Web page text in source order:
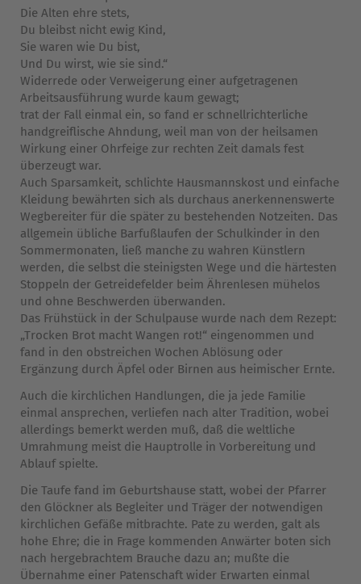
Die Alten ehre stets,
Du bleibst nicht ewig Kind,
Sie waren wie Du bist,
Und Du wirst, wie sie sind.“
Widerrede oder Verweigerung einer aufgetragenen
Arbeitsausführung wurde kaum gewagt;
trat der Fall einmal ein, so fand er schnellrichterliche
handgreiflische Ahndung, weil man von der heilsamen
Wirkung einer Ohrfeige zur rechten Zeit damals fest
überzeugt war.
Auch Sparsamkeit, schlichte Hausmannskost und einfache
Kleidung bewährten sich als durchaus anerkennenswerte
Wegbereiter für die später zu bestehenden Notzeiten. Das
allgemein übliche Barfußlaufen der Schulkinder in den
Sommermonaten, ließ manche zu wahren Künstlern
werden, die selbst die steinigsten Wege und die härtesten
Stoppeln der Getreidefelder beim Ährenlesen mühelos
und ohne Beschwerden überwanden.
Das Frühstück in der Schulpause wurde nach dem Rezept:
„Trocken Brot macht Wangen rot!“ eingenommen und
fand in den obstreichen Wochen Ablösung oder
Ergänzung durch Äpfel oder Birnen aus heimischer Ernte.
Auch die kirchlichen Handlungen, die ja jede Familie
einmal ansprechen, verliefen nach alter Tradition, wobei
allerdings bemerkt werden muß, daß die weltliche
Umrahmung meist die Hauptrolle in Vorbereitung und
Ablauf spielte.
Die Taufe fand im Geburtshause statt, wobei der Pfarrer
den Glöckner als Begleiter und Träger der notwendigen
kirchlichen Gefäße mitbrachte. Pate zu werden, galt als
hohe Ehre; die in Frage kommenden Anwärter boten sich
nach hergebrachtem Brauche dazu an; mußte die
Übernahme einer Patenschaft wider Erwarten einmal